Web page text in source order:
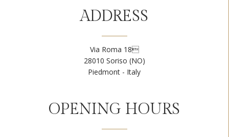
ADDRESS
Via Roma 18
28010 Soriso (NO)
Piedmont - Italy
OPENING HOURS